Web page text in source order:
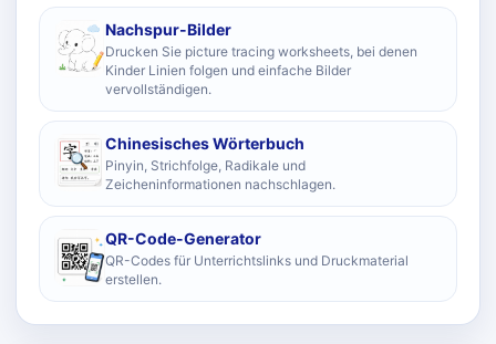
Nachspur-Bilder
Drucken Sie picture tracing worksheets, bei denen
Kinder Linien folgen und einfache Bilder
vervollständigen.
Chinesisches Wörterbuch
Pinyin, Strichfolge, Radikale und
Zeicheninformationen nachschlagen.
QR-Code-Generator
QR-Codes für Unterrichtslinks und Druckmaterial
erstellen.